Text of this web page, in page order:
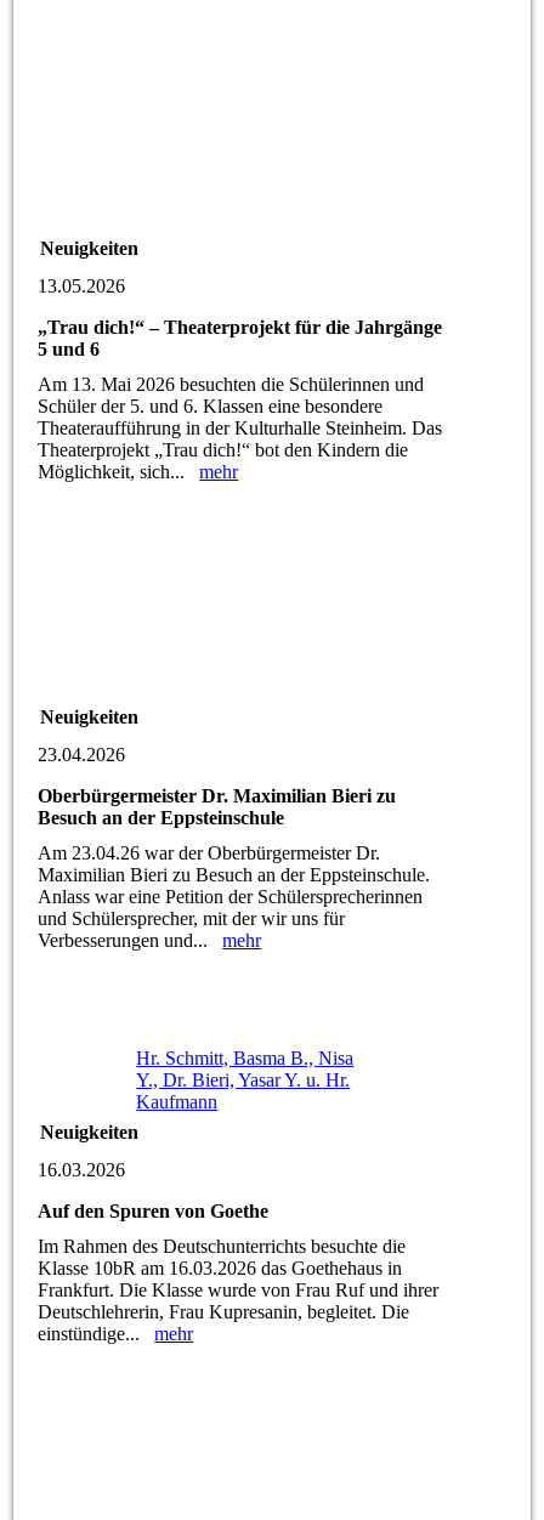
Neuigkeiten
13.05.2026
„Trau dich!“ – Theaterprojekt für die Jahrgänge
5 und 6
Am 13. Mai 2026 besuchten die Schülerinnen und
Schüler der 5. und 6. Klassen eine besondere
Theateraufführung in der Kulturhalle Steinheim. Das
Theaterprojekt „Trau dich!“ bot den Kindern die
Möglichkeit, sich...mehr
Neuigkeiten
23.04.2026
Oberbürgermeister Dr. Maximilian Bieri zu
Besuch an der Eppsteinschule
Am 23.04.26 war der Oberbürgermeister Dr.
Maximilian Bieri zu Besuch an der Eppsteinschule.
Anlass war eine Petition der Schülersprecherinnen
und Schülersprecher, mit der wir uns für
Verbesserungen und...mehr
Hr. Schmitt, Basma B., Nisa
Y., Dr. Bieri, Yasar Y. u. Hr.
Kaufmann
Neuigkeiten
16.03.2026
Auf den Spuren von Goethe
Im Rahmen des Deutschunterrichts besuchte die
Klasse 10bR am 16.03.2026 das Goethehaus in
Frankfurt. Die Klasse wurde von Frau Ruf und ihrer
Deutschlehrerin, Frau Kupresanin, begleitet. Die
einstündige...mehr